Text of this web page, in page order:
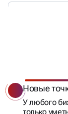
АУДИТ
Новые
У любого
только